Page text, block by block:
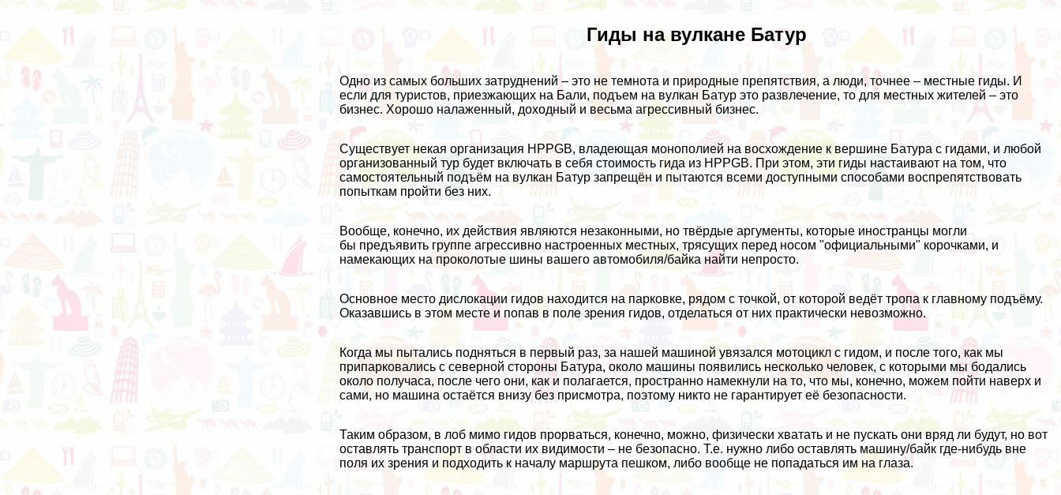
Гиды на вулкане Батур
Одно из самых больших затруднений – это не темнота и природные препятствия, а люди, точнее – местные гиды. И
если для туристов, приезжающих на Бали, подъем на вулкан Батур это развлечение, то для местных жителей – это
бизнес. Хорошо налаженный, доходный и весьма агрессивный бизнес.
Существует некая организация HPPGB, владеющая монополией на восхождение к вершине Батура с гидами, и любой
организованный тур будет включать в себя стоимость гида из HPPGB. При этом, эти гиды настаивают на том, что
самостоятельный подъём на вулкан Батур запрещён и пытаются всеми доступными способами воспрепятствовать
попыткам пройти без них.
Вообще, конечно, их действия являются незаконными, но твёрдые аргументы, которые иностранцы могли
бы предъявить группе агрессивно настроенных местных, трясущих перед носом "официальными" корочками, и
намекающих на проколотые шины вашего автомобиля/байка найти непросто.
Основное место дислокации гидов находится на парковке, рядом с точкой, от которой ведёт тропа к главному подъёму.
Оказавшись в этом месте и попав в поле зрения гидов, отделаться от них практически невозможно.
Когда мы пытались подняться в первый раз, за нашей машиной увязался мотоцикл с гидом, и после того, как мы
припарковались с северной стороны Батура, около машины появились несколько человек, с которыми мы бодались
около получаса, после чего они, как и полагается, пространно намекнули на то, что мы, конечно, можем пойти наверх и
сами, но машина остаётся внизу без присмотра, поэтому никто не гарантирует её безопасности.
Таким образом, в лоб мимо гидов прорваться, конечно, можно, физически хватать и не пускать они вряд ли будут, но вот
оставлять транспорт в области их видимости – не безопасно. Т.е. нужно либо оставлять машину/байк где-нибудь вне
поля их зрения и подходить к началу маршрута пешком, либо вообще не попадаться им на глаза.